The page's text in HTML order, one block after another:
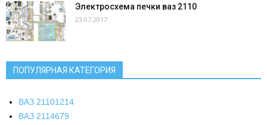
Электросхема печки ваз 2110
23.07.2017
ПОПУЛЯРНАЯ КАТЕГОРИЯ
ВАЗ 21101214
ВАЗ 2114679